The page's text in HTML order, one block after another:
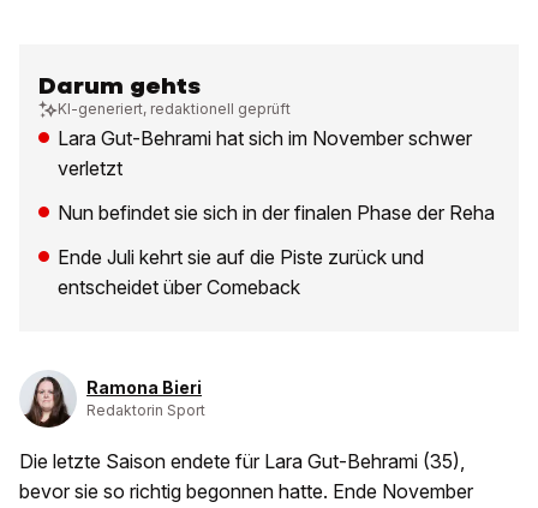
Darum gehts
KI-generiert, redaktionell geprüft
Lara Gut-Behrami hat sich im November schwer
verletzt
Nun befindet sie sich in der finalen Phase der Reha
Ende Juli kehrt sie auf die Piste zurück und
entscheidet über Comeback
Ramona Bieri
Redaktorin Sport
Die letzte Saison endete für Lara Gut-Behrami (35),
bevor sie so richtig begonnen hatte. Ende November